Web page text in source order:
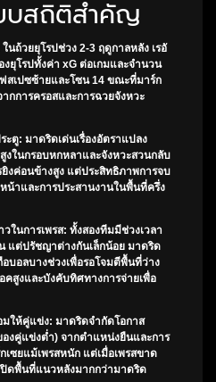
บสถิติสำคัญ
นถ้วยยุโรปช่วง 2-3 ฤดูกาลหลัง เรอั
ยุโรปทั้งค่า xG ต่อเกมและจำนวน
เปซซ้ายและโซน 14 ขณะที่มาร์ก
กการครอสและการฉวยจังหวะ
ะตู: มาดริดเด่นเรื่องอัตราแปลง
ในกรอบหกหลาและจังหวะสวนกลับ
ยิงค่อนข้างสูง แต่ประสิทธิภาพการจบ
น้าและการประสานงานในพื้นที่ครึ่ง
ในการเพรส: ทั้งสองทีมมีช่วงเวลา
แต่ปรัชญาต่างกันเล็กน้อย มาดริด
อลบางช่วงเพื่อรอโจมตีพื้นที่ว่าง
สูงและบังคับทิศทางการจ่ายเพื่อ
ให้คู่แข่ง: มาดริดจำกัดโอกาส
งคู่แข่งต่ำ) จากตำแหน่งยืนและการ
ซยแม้เพรสหนัก แต่เมื่อเพรสขาด
ปิดพื้นที่แนวหลังมากกว่ามาดริด